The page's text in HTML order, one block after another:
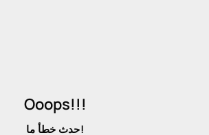
Ooops!!!
حدث خطأ ما!